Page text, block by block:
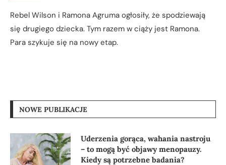
Rebel Wilson i Ramona Agruma ogłosiły, że spodziewają
się drugiego dziecka. Tym razem w ciąży jest Ramona.
Para szykuje się na nowy etap.
NOWE PUBLIKACJE
Uderzenia gorąca, wahania nastroju
– to mogą być objawy menopauzy.
Kiedy są potrzebne badania?